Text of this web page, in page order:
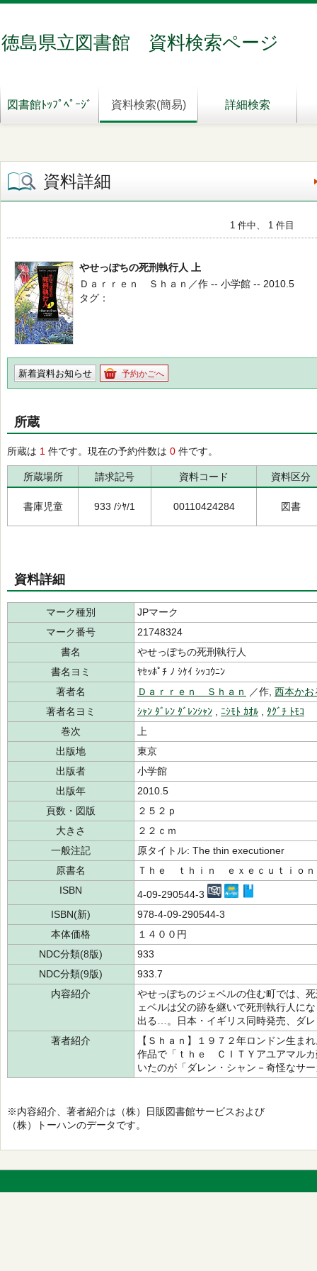
徳島県立図書館 資料検索ページ
図書館ﾄｯﾌﾟﾍﾟｰｼﾞ 資料検索(簡易) 詳細検索
資料詳細
1 件中、 1 件目
やせっぽちの死刑執行人 上
Ｄａｒｒｅｎ Ｓｈａｎ／作 -- 小学館 -- 2010.5
タグ
新着資料お知らせ 予約かごへ
所蔵
所蔵は 1 件です。現在の予約件数は 0 件です。
所蔵場所 請求記号 資料コード 資料区分
書庫児童 933 /ｼﾔ/1 00110424284 図書
資料詳細
マーク種別
JPマーク
マーク番号
21748324
書名
やせっぽちの死刑執行人
書名ヨミ
ﾔｾｯﾎﾟﾁ ﾉ ｼｹｲ ｼｯｺｳﾆﾝ
著者名
Ｄａｒｒｅｎ Ｓｈａｎ ／作, 西本かお
著者名ヨミ
ｼｬﾝ ﾀﾞﾚﾝ ﾀﾞﾚﾝｼｬﾝ ﾆｼﾓﾄ ｶｵﾙ
ﾀｸﾞﾁ ﾄﾓｺ
巻次
上
出版地
東京
出版者
小学館
出版年
2010.5
頁数・図版
２５２ｐ
大きさ
２２ｃｍ
一般注記
原タイトル: The thin executioner
原書名
Ｔｈｅ ｔｈｉｎ ｅｘｅｃｕｔｉｏｎ
ISBN
4-09-290544-3
ISBN(新)
978-4-09-290544-3
本体価格
１４００円
NDC分類(8版)
933
NDC分類(9版)
933.7
内容紹介
やせっぽちのジェベルの住む町では、
ェベルは父の跡を継いで死刑執行人に
出る…。日本・イギリス同時発売、ダ
著者紹介
【Ｓｈａｎ】１９７２年ロンドン生ま
作品で「ｔｈｅ ＣＩＴＹアユアマル
いたのが「ダレン・シャン－奇怪なサ
※内容紹介、著者紹介は（株）日販図書館サービスおよび
（株）トーハンのデータです。